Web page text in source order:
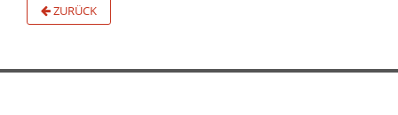
ZURÜCK